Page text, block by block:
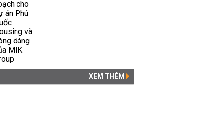
XEM THÊM